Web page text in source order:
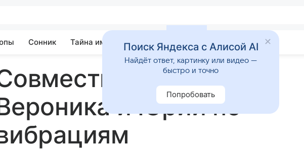
Сонник Тайна имени Гадания Приметы
имен
и Юрий по
Поиск Яндекса с Алисой AI
Найдёт ответ, картинку или видео —
быстро и точно
Попробовать